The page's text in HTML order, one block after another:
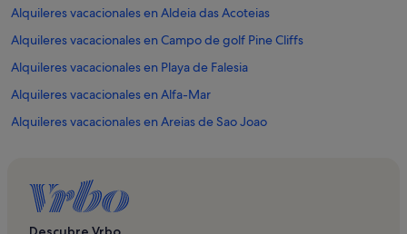
Alquileres vacacionales en Aldeia das Acoteias
Alquileres vacacionales en Campo de golf Pine Cliffs
Alquileres vacacionales en Playa de Falesia
Alquileres vacacionales en Alfa-Mar
Alquileres vacacionales en Areias de Sao Joao
Alquileres vacacionales en Plaza de toros de Albufeira
Alquileres vacacionales en Praia da Oura
Alquileres vacacionales en Branqueira